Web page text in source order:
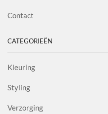
Contact
CATEGORIEËN
Kleuring
Styling
Verzorging